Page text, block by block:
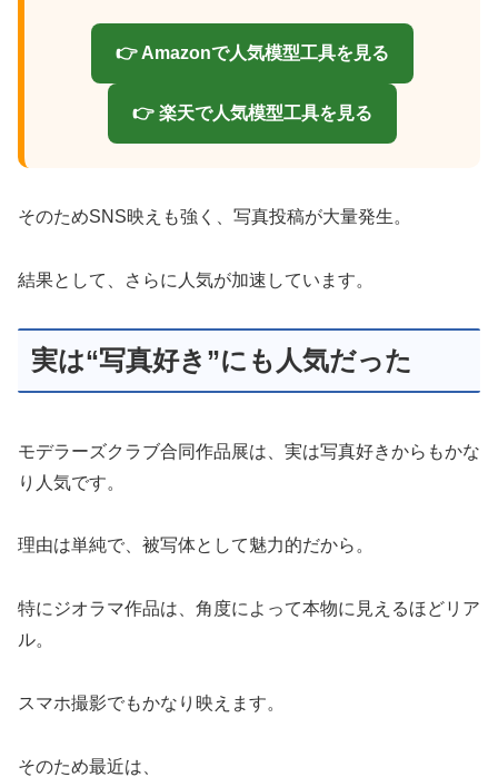
👉 Amazonで人気模型工具を見る
👉 楽天で人気模型工具を見る
そのためSNS映えも強く、写真投稿が大量発生。
結果として、さらに人気が加速しています。
実は“写真好き”にも人気だった
モデラーズクラブ合同作品展は、実は写真好きからもかな
り人気です。
理由は単純で、被写体として魅力的だから。
特にジオラマ作品は、角度によって本物に見えるほどリア
ル。
スマホ撮影でもかなり映えます。
そのため最近は、